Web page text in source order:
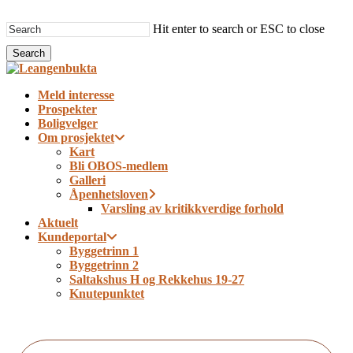
to
main
content
Hit enter to search or ESC to close
Search
Close
Menu Meld interesse
Prospekter
Boligvelger
Om prosjektet
Kart
Bli OBOS-medlem
Galleri
Åpenhetsloven
Varsling av kritikkverdige forhold
Aktuelt
Kundeportal
Byggetrinn 1
Byggetrinn 2
Saltakshus H og Rekkehus 19-27
Knutepunktet